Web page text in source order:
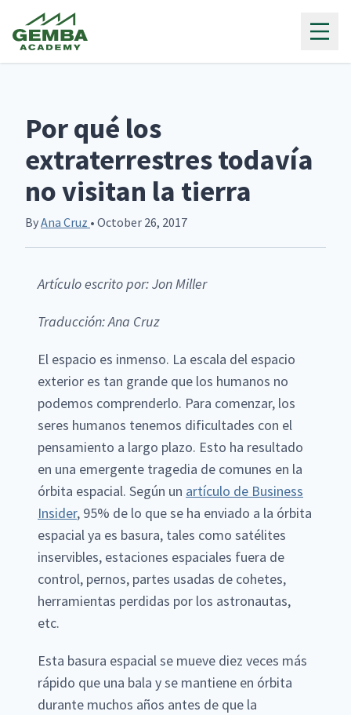
Por qué los
extraterrestres todavía
no visitan la tierra
ByAna Cruz • October 26, 2017
Artículo escrito por: Jon Miller
Traducción: Ana Cruz
El espacio es inmenso. La escala del espacio
exterior es tan grande que los humanos no
podemos comprenderlo. Para comenzar, los
seres humanos tenemos dificultades con el
pensamiento a largo plazo. Esto ha resultado
en una emergente tragedia de comunes en la
órbita espacial. Según un artículo de Business
Insider, 95% de lo que se ha enviado a la órbita
espacial ya es basura, tales como satélites
inservibles, estaciones espaciales fuera de
control, pernos, partes usadas de cohetes,
herramientas perdidas por los astronautas,
etc.
Esta basura espacial se mueve diez veces más
rápido que una bala y se mantiene en órbita
durante muchos años antes de que la